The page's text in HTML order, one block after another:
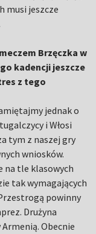
musi jeszcze
Brzęczka w
kadencji jeszcze
z tego
jednak o
i Włosi
tym z naszej gry
wniosków.
na tle klasowych
tak wymagających
powinny
Drużyna
Armenią. Obecnie